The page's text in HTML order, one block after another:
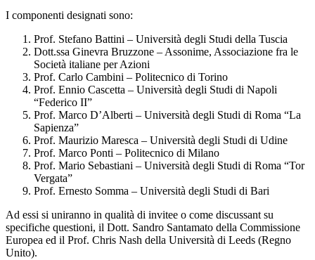
I componenti designati sono:
Prof. Stefano Battini – Università degli Studi della Tuscia
Dott.ssa Ginevra Bruzzone – Assonime, Associazione fra le
Società italiane per Azioni
Prof. Carlo Cambini – Politecnico di Torino
Prof. Ennio Cascetta – Università degli Studi di Napoli
“Federico II”
Prof. Marco D’Alberti – Università degli Studi di Roma “La
Sapienza”
Prof. Maurizio Maresca – Università degli Studi di Udine
Prof. Marco Ponti – Politecnico di Milano
Prof. Mario Sebastiani – Università degli Studi di Roma “Tor
Vergata”
Prof. Ernesto Somma – Università degli Studi di Bari
Ad essi si uniranno in qualità di invitee o come discussant su
specifiche questioni, il Dott. Sandro Santamato della Commissione
Europea ed il Prof. Chris Nash della Università di Leeds (Regno
Unito).